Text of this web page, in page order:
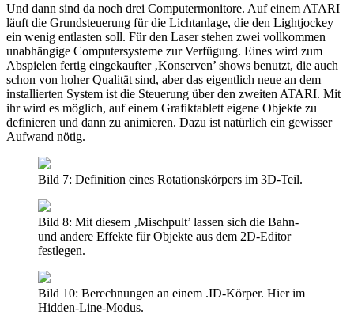
Und dann sind da noch drei Computermonitore. Auf einem ATARI
läuft die Grundsteuerung für die Lichtanlage, die den Lightjockey
ein wenig entlasten soll. Für den Laser stehen zwei vollkommen
unabhängige Computersysteme zur Verfügung. Eines wird zum
Abspielen fertig eingekaufter ‚Konserven’ shows benutzt, die auch
schon von hoher Qualität sind, aber das eigentlich neue an dem
installierten System ist die Steuerung über den zweiten ATARI. Mit
ihr wird es möglich, auf einem Grafiktablett eigene Objekte zu
definieren und dann zu animieren. Dazu ist natürlich ein gewisser
Aufwand nötig.
Bild 7: Definition eines Rotationskörpers im 3D-Teil.
Bild 8: Mit diesem ‚Mischpult’ lassen sich die Bahn-
und andere Effekte für Objekte aus dem 2D-Editor
festlegen.
Bild 10: Berechnungen an einem .ID-Körper. Hier im
Hidden-Line-Modus.